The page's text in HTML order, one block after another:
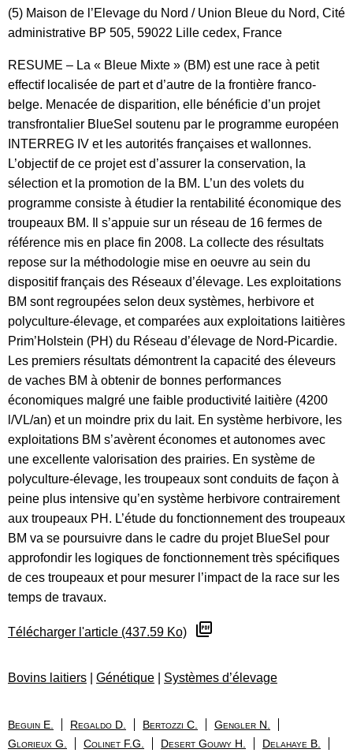
(5) Maison de l’Elevage du Nord / Union Bleue du Nord, Cité
administrative BP 505, 59022 Lille cedex, France
RESUME – La « Bleue Mixte » (BM) est une race à petit
effectif localisée de part et d’autre de la frontière franco-
belge. Menacée de disparition, elle bénéficie d’un projet
transfrontalier BlueSel soutenu par le programme européen
INTERREG IV et les autorités françaises et wallonnes.
L’objectif de ce projet est d’assurer la conservation, la
sélection et la promotion de la BM. L’un des volets du
programme consiste à étudier la rentabilité économique des
troupeaux BM. Il s’appuie sur un réseau de 16 fermes de
référence mis en place fin 2008. La collecte des résultats
repose sur la méthodologie mise en oeuvre au sein du
dispositif français des Réseaux d’élevage. Les exploitations
BM sont regroupées selon deux systèmes, herbivore et
polyculture-élevage, et comparées aux exploitations laitières
Prim’Holstein (PH) du Réseau d’élevage de Nord-Picardie.
Les premiers résultats démontrent la capacité des éleveurs
de vaches BM à obtenir de bonnes performances
économiques malgré une faible productivité laitière (4200
l/VL/an) et un moindre prix du lait. En système herbivore, les
exploitations BM s’avèrent économes et autonomes avec
une excellente valorisation des prairies. En système de
polyculture-élevage, les troupeaux sont conduits de façon à
peine plus intensive qu’en système herbivore contrairement
aux troupeaux PH. L’étude du fonctionnement des troupeaux
BM va se poursuivre dans le cadre du projet BlueSel pour
approfondir les logiques de fonctionnement très spécifiques
de ces troupeaux et pour mesurer l’impact de la race sur les
temps de travaux.
Télécharger l'article (437.59 Ko)
Bovins laitiers Génétique Systèmes d’élevage
Beguin E. Regaldo D. Bertozzi C.
Gengler N.
Glorieux G.
Colinet F.G. Desert Gouwy H. Delahaye B.